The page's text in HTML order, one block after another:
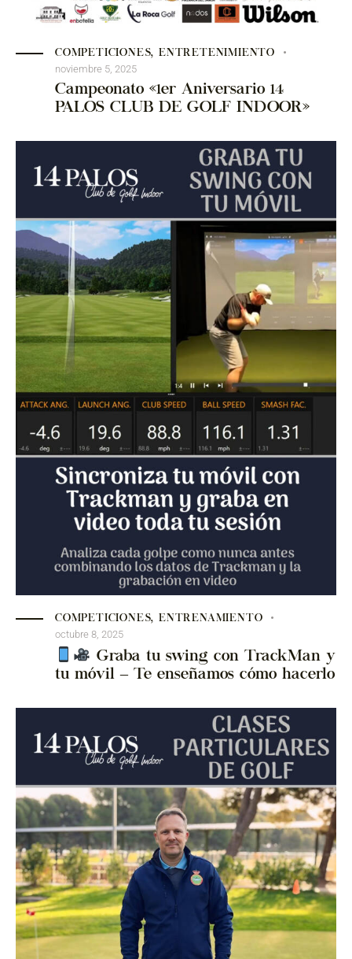
COMPETICIONES,ENTRETENIMIENTO
noviembre 5, 2025
Campeonato «1er Aniversario 14
PALOS CLUB DE GOLF INDOOR»
COMPETICIONES,ENTRENAMIENTO
octubre 8, 2025
Graba tu swing con TrackMan y
tu móvil – Te enseñamos cómo hacerlo